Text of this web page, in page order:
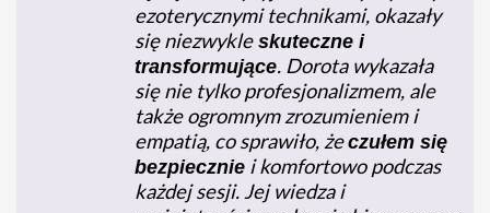
ezoterycznymi technikami, okazały
się niezwykleskuteczne i
transformujące. Dorota wykazała
się nie tylko profesjonalizmem, ale
także ogromnym zrozumieniem i
empatią, co sprawiło, żeczułem się
bezpiecznie i komfortowo podczas
każdej sesji. Jej wiedza i